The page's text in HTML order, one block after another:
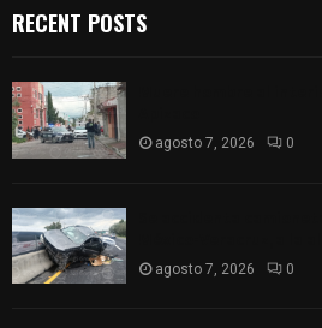
RECENT POSTS
agosto 7, 2026 0
agosto 7, 2026 0